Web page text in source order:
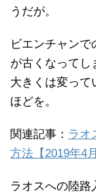
うだが。
ビエンチャン
が古くなってし
大きくは変って
ほどを。
関連記事： ラオ
方法【2019年4
ラオスへの陸路